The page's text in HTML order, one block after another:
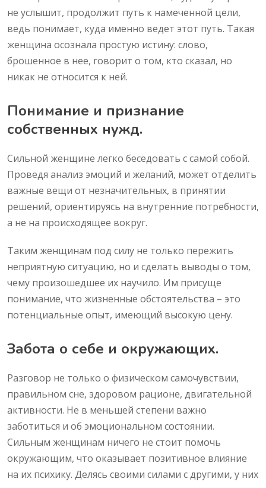
не услышит, продолжит путь к намеченной цели,
ведь понимает, куда именно ведет этот путь. Такая
женщина осознала простую истину: слово,
брошенное в нее, говорит о том, кто сказал, но
никак не относится к ней.
Понимание и признание
собственных нужд.
Сильной женщине легко беседовать с самой собой.
Проведя анализ эмоций и желаний, может отделить
важные вещи от незначительных, в принятии
решений, ориентируясь на внутренние потребности,
а не на происходящее вокруг.
Таким женщинам под силу не только пережить
неприятную ситуацию, но и сделать выводы о том,
чему произошедшее их научило. Им присуще
понимание, что жизненные обстоятельства – это
потенциальные опыт, имеющий высокую цену.
Забота о себе и окружающих.
Разговор не только о физическом самочувствии,
правильном сне, здоровом рационе, двигательной
активности. Не в меньшей степени важно
заботиться и об эмоциональном состоянии.
Сильным женщинам ничего не стоит помочь
окружающим, что оказывает позитивное влияние
на их психику. Делясь своими силами с другими, у них